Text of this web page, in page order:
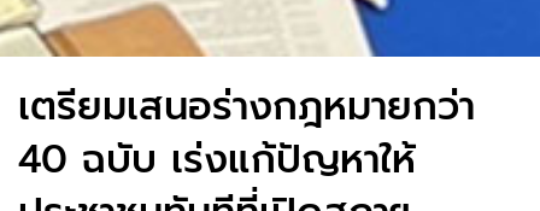
เตรียมเสนอร่างกฎหมายกว่า
40 ฉบับ เร่งแก้ปัญหาให้